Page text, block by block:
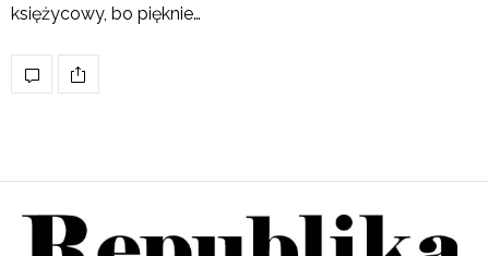
księżycowy, bo pięknie…